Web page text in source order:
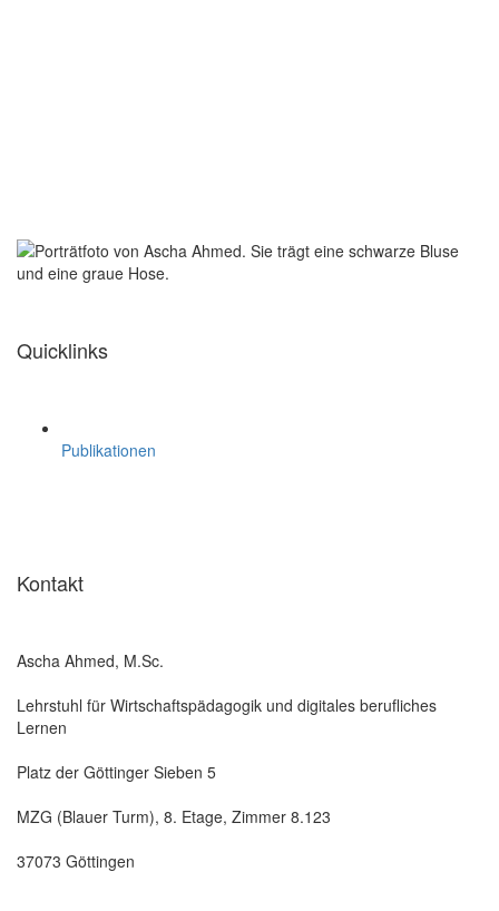
Quicklinks
Publikationen
Kontakt
Ascha Ahmed, M.Sc.
Lehrstuhl für Wirtschaftspädagogik und digitales berufliches
Lernen
Platz der Göttinger Sieben 5
MZG (Blauer Turm), 8. Etage, Zimmer 8.123
37073 Göttingen